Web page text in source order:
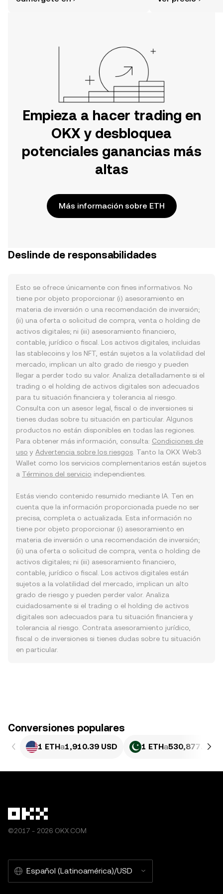
Empieza a hacer trading en
OKX y desbloquea
potenciales ganancias más
altas
Más información sobre ETH
Deslinde de responsabilidades
Esto se ofrece únicamente con fines informativos. No
tiene por objeto proporcionar (i) asesoramiento en
materia de inversión o una recomendación de inversión;
(ii) una oferta o solicitud de compra, venta o holding de
activos digitales; ni (iii) asesoramiento financiero,
contable, jurídico o fiscal. Los activos digitales, incluidas
las stablecoins y los NFT, están sujetos a la volatilidad del
mercado, implican un alto grado de riesgo y pueden
llegar a perder todo su valor. Analiza detalladamente si el
trading o el holding de activos digitales son adecuados
para tu situación financiera y tolerancia al riesgo.
Consulta con un asesor legal, fiscal o de inversiones si
tienes dudas sobre tu situación en particular. Algunos
productos no están disponibles en todas las regiones.
Para obtener más información, consulta: Condiciones de
uso y Advertencia sobre los riesgos . Tanto la OKX Web3
Wallet como los servicios complementarios están sujetos
a Términos del servicio independientes.
Estás viendo contenido resumido mediante IA. Ten en
cuenta que la información proporcionada puede no ser
precisa, completa o actualizada. Esta información no
tiene por objeto proporcionar (i) asesoramiento en
materia de inversión o una recomendación de inversión;
(ii) una oferta o solicitud de compra, venta o holding de
activos digitales; ni (iii) asesoramiento financiero,
contable, jurídico o fiscal. Los activos digitales están
sujetos a la volatilidad del mercado, implican un alto
grado de riesgo y pueden perder valor. Analiza
cuidadosamente si el trading o el holding de activos
digitales son adecuados para tu situación financiera y
tolerancia al riesgo. Contrata asesoramiento jurídico,
fiscal o de inversiones si tienes dudas sobre tu situación
en particular.
Conversiones populares
1 ETHa1,910.39 USD 1 ETHa530,877.71
©2017 - 2026 OKX.COM
Español (Latinoamérica)/USD